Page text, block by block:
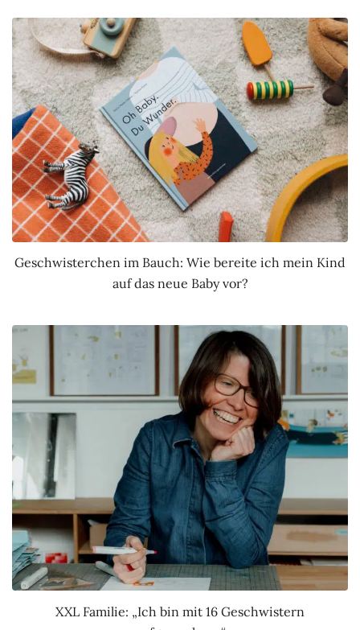
Geschwisterchen im Bauch: Wie bereite ich mein Kind
auf das neue Baby vor?
XXL Familie: „Ich bin mit 16 Geschwistern